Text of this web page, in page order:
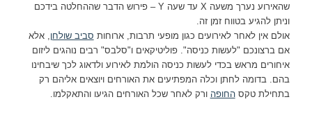
שהאירוע נערך משעה X עד שעה Y – פירוש הדבר שההחלטה בידכם
וניתן להגיע בטווח זמן זה.
אולם אין לאחר לאירועים כגון מופעי תרבות, ארוחות סביב שולחן , אלא
אם ברצונכם "לעשות כניסה". פוליטיקאים ו"סלבס" רבים נוהגים ליזום
איחורים מראש בכדי לעשות כניסה הולמת לאירוע ולדאוג לכך שיבחינו
בהם. בדומה לחתן וכלה המפתיעים את האורחים ויוצאים אליהם רק
בתחילת טקסהחופה ורק לאחר שכל האורחים הגיעו והתאקלמו.